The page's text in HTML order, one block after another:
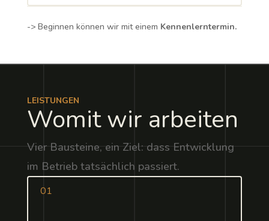
-> Beginnen können wir mit einem Kennenlerntermin.
LEISTUNGEN
Womit wir arbeiten
Vier Bausteine, ein Ziel: dass Entwicklung
im Betrieb tatsächlich passiert.
01